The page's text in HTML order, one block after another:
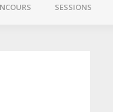
SESSIONS